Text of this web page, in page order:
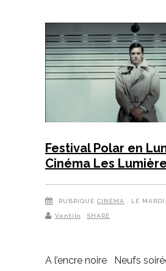
Festival Polar en
Cinéma Les
RUBRIQUE CINÉMA , LE
Ventilo SHARE
A l’encre noire Neufs